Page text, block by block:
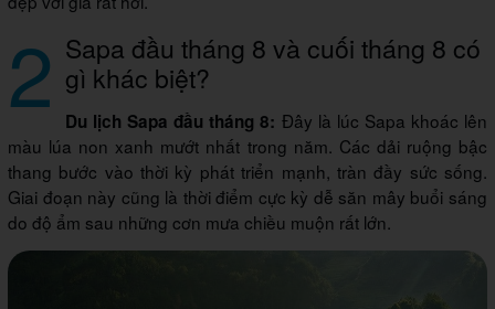
2 Sapa đầu tháng 8 và cuối tháng 8 có
gì khác biệt?
Du lịch Sapa đầu tháng 8: Đây là lúc Sapa khoác lên
màu lúa non xanh mướt nhất trong năm. Các dải ruộng bậc
thang bước vào thời kỳ phát triển mạnh, tràn đầy sức sống.
Giai đoạn này cũng là thời điểm cực kỳ dễ săn mây buổi sáng
do độ ẩm sau những cơn mưa chiều muộn rất lớn.